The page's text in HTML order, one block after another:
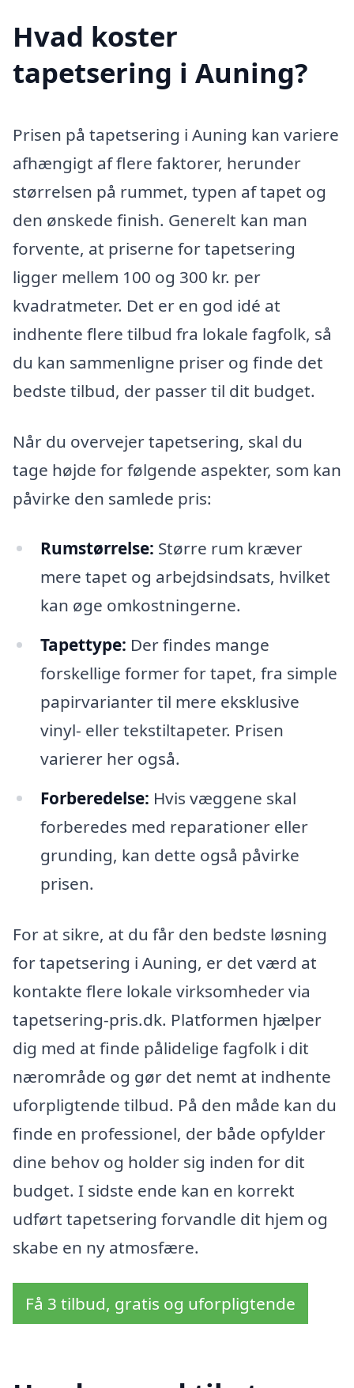
Hvad koster
tapetsering i Auning?
Prisen på tapetsering i Auning kan variere
afhængigt af flere faktorer, herunder
størrelsen på rummet, typen af tapet og
den ønskede finish. Generelt kan man
forvente, at priserne for tapetsering
ligger mellem 100 og 300 kr. per
kvadratmeter. Det er en god idé at
indhente flere tilbud fra lokale fagfolk, så
du kan sammenligne priser og finde det
bedste tilbud, der passer til dit budget.
Når du overvejer tapetsering, skal du
tage højde for følgende aspekter, som kan
påvirke den samlede pris:
Rumstørrelse: Større rum kræver
mere tapet og arbejdsindsats, hvilket
kan øge omkostningerne.
Tapettype: Der findes mange
forskellige former for tapet, fra simple
papirvarianter til mere eksklusive
vinyl- eller tekstiltapeter. Prisen
varierer her også.
Forberedelse: Hvis væggene skal
forberedes med reparationer eller
grunding, kan dette også påvirke
prisen.
For at sikre, at du får den bedste løsning
for tapetsering i Auning, er det værd at
kontakte flere lokale virksomheder via
tapetsering-pris.dk. Platformen hjælper
dig med at finde pålidelige fagfolk i dit
nærområde og gør det nemt at indhente
uforpligtende tilbud. På den måde kan du
finde en professionel, der både opfylder
dine behov og holder sig inden for dit
budget. I sidste ende kan en korrekt
udført tapetsering forvandle dit hjem og
skabe en ny atmosfære.
Få 3 tilbud, gratis og uforpligtende